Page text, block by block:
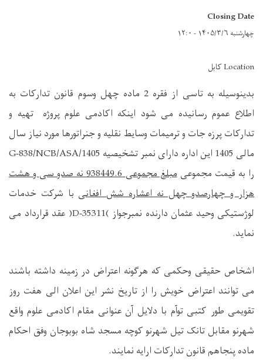
Closing Date
چهارشنبه ۱۴۰۵/۳/۶ - ۱۲:۰
Location کابل
بدینوسیله به تاسی از فقره 2 ماده چهل وسوم قانون تدارکات به
اطلاع عموم رسانیده می شود اینکه اکادمی علوم پروژه تهیه و
تدارکات پرزه جات و ترمیمات وسایط نقلیه و جنراتورها مورد نیاز سال
مالی 1405 این اداره دارای نمبر تشخیصیه
ASA/1405
/NCB/
G-838
را به قیمت مجموعیمبلغ مجموعی938449.6نه صدو سی و هشت
هزار و چهارصدو چهل نه اعشاره ششافغانی با شرکت خدمات
لوژستیکی وحید عثمان دارنده نمبرجواز (
D-35311
) عقد قرارداد می
نماید.
اشخاص حقیقی وحکمی که هرگونه اعتراض در زمینه داشته باشند
می توانند اعتراض خویش را از تاریخ نشر این اعلان الی هفت روز
تقویمی طور کتبی توآم با دلایل آن عنوانی مقام اکادمی علوم واقع
شهرنو مقابل تانک تیل شهرنو کوچه مسجد شاه بوبوجان وفق احکام
ماده پنجاهم قانون تدارکات ارایه نمایند.